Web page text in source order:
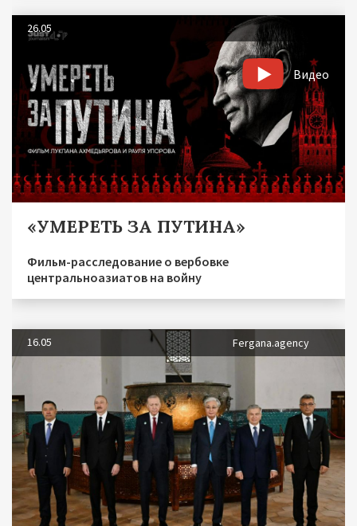
26.05
Видео
«УМЕРЕТЬ ЗА ПУТИНА»
Фильм-расследование о вербовке
центральноазиатов на войну
16.05 Fergana.agency